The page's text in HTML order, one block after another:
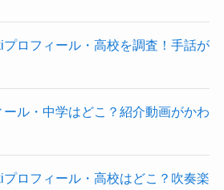
プロフィール・高校を調査！手話が
ル・中学はどこ？紹介動画がかわ
プロフィール・高校はどこ？吹奏楽